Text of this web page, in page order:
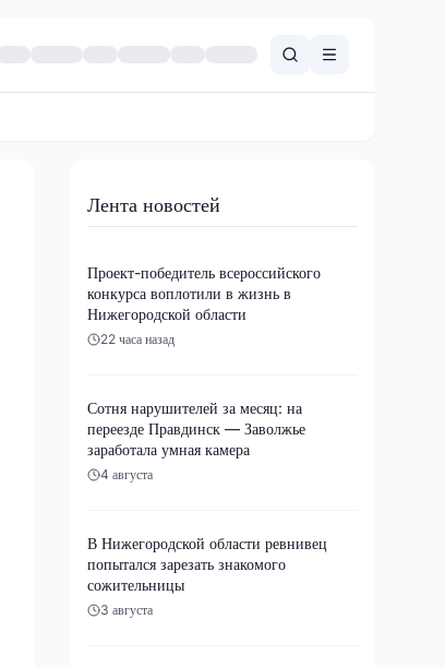
Лента новостей
Проект-победитель всероссийского
конкурса воплотили в жизнь в
Нижегородской области
22 часа назад
Сотня нарушителей за месяц: на
переезде Правдинск — Заволжье
заработала умная камера
4 августа
В Нижегородской области ревнивец
попытался зарезать знакомого
сожительницы
3 августа